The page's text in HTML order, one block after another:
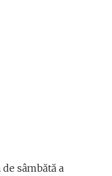
sâmbătă a